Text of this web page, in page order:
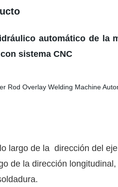
automático de la
sistema CNC
largo de la dirección del
de la dirección